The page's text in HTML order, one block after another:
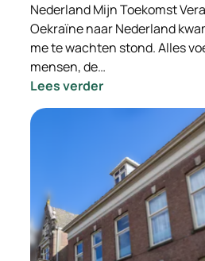
Nederland Mijn Toekomst
Oekraïne naar Nederland
me te wachten stond. Alles
mensen, de…
Lees verder:
Hoe
Nederland
Mijn
Toekomst
Veranderde